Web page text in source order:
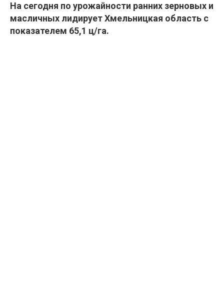
На сегодня по урожайности ранних зерновых и
масличных лидирует Хмельницкая область с
показателем 65,1 ц/га.